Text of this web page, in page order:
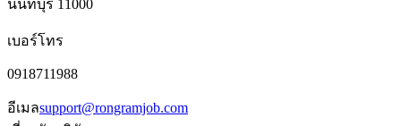
นนทบุรี 11000
เบอร์โทร
0918711988
อีเมลsupport@rongramjob.com